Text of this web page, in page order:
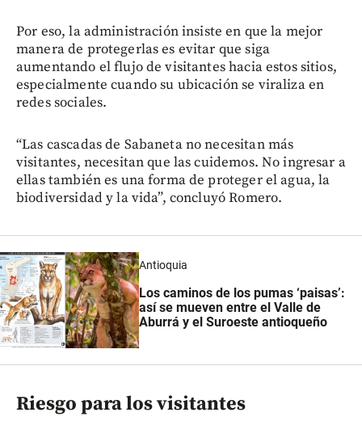
Por eso, la administración insiste en que la mejor
manera de protegerlas es evitar que siga
aumentando el flujo de visitantes hacia estos sitios,
especialmente cuando su ubicación se viraliza en
redes sociales.
“Las cascadas de Sabaneta no necesitan más
visitantes, necesitan que las cuidemos. No ingresar a
ellas también es una forma de proteger el agua, la
biodiversidad y la vida”, concluyó Romero.
Antioquia
Los caminos de los pumas ‘paisas’:
así se mueven entre el Valle de
Aburrá y el Suroeste antioqueño
Riesgo para los visitantes